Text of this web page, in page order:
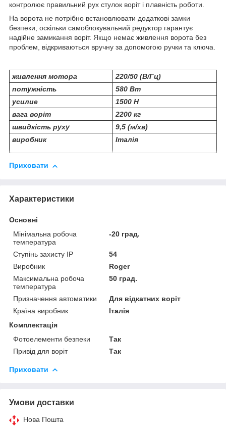
контролює правильний рух стулок воріт і плавність роботи.
На ворота не потрібно встановлювати додаткові замки
безпеки, оскільки самоблокувальний редуктор гарантує
надійне замикання воріт. Якщо немає живлення ворота без
проблем, відкриваються вручну за допомогою ручки та ключа.
живлення мотора
220/50 (В/Гц)
потужність
580 Вт
усилие
1500 Н
вага воріт
2200 кг
швидкість руху
9,5 (м/хв)
виробник
Італія
Приховати
Характеристики
Основні
Мінімальна робоча
температура
-20 град.
Ступінь захисту IP
54
Виробник
Roger
Максимальна робоча
температура
50 град.
Призначення автоматики
Для відкатних воріт
Країна виробник
Італія
Комплектація
Фотоелементи безпеки
Так
Привід для воріт
Так
Приховати
Умови доставки
Нова Пошта